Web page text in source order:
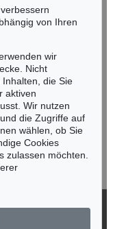
>
von Ihren
wir
Nicht
die Sie
aktiven
Wir nutzen
die Zugriffe auf
wählen, ob Sie
Cookies
zulassen möchten.